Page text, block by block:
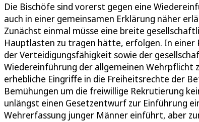
Die Bischöfe sind vorerst gegen eine
auch in einer gemeinsamen Erklärung näher
Zunächst einmal müsse eine breite
Hauptlasten zu tragen hätte, erfolgen. In einer
der Verteidigungsfähigkeit sowie der
Wiedereinführung der allgemeinen
erhebliche Eingriffe in die Freiheitsrechte der
Bemühungen um die freiwillige Rekrutierung
unlängst einen Gesetzentwurf zur Einführung
Wehrerfassung junger Männer einführt, aber